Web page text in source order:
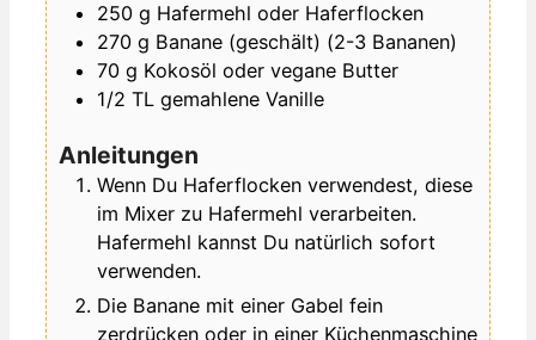
250 g Hafermehl oder Haferflocken
270 g Banane (geschält) (2-3 Bananen)
70 g Kokosöl oder vegane Butter
1/2 TL gemahlene Vanille
Anleitungen
Wenn Du Haferflocken verwendest, diese
im Mixer zu Hafermehl verarbeiten.
Hafermehl kannst Du natürlich sofort
verwenden.
Die Banane mit einer Gabel fein
zerdrücken oder in einer Küchenmaschine